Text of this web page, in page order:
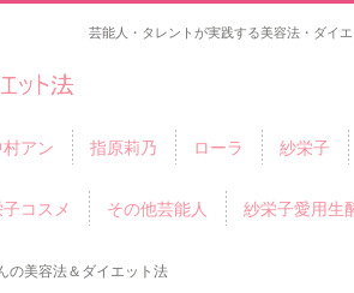
芸能人・タレントが実践する美容法・ダ
村アン 指原莉乃 ローラ 紗栄子
コスメ その他芸能人 紗栄子愛用生
の美容法＆ダイエット法